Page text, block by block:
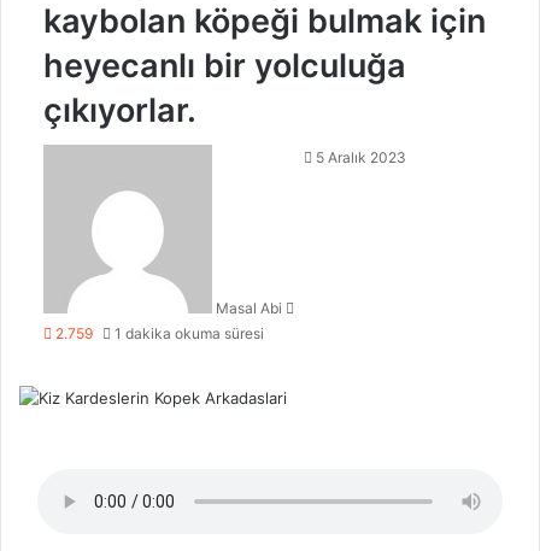
kaybolan köpeği bulmak için
heyecanlı bir yolculuğa
çıkıyorlar.
Masal Abi
Bir 5 Aralık 2023
2.759 1 dakika okuma süresi